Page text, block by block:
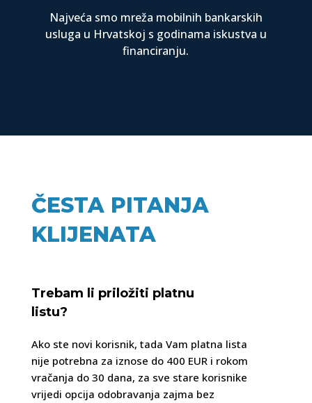
Najveća smo mreža mobilnih bankarskih
usluga u Hrvatskoj s godinama iskustva u
financiranju.
ČESTA PITANJA
KLIJENATA
Trebam li priložiti platnu
listu?
Ako ste novi korisnik, tada Vam platna lista
nije potrebna za iznose do 400 EUR i rokom
vračanja do 30 dana, za sve stare korisnike
vrijedi opcija odobravanja zajma bez